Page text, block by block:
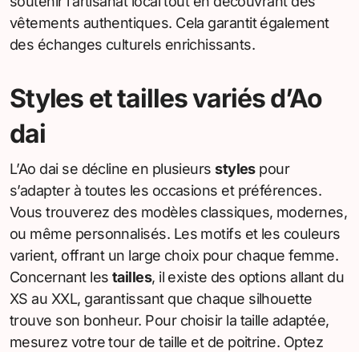
vêtements authentiques. Cela garantit également
des échanges culturels enrichissants.
Styles et tailles variés d’Ao
dai
L’Ao dai se décline en plusieursstylespour
s’adapter à toutes les occasions et préférences.
Vous trouverez des modèles classiques, modernes,
ou même personnalisés. Les motifs et les couleurs
varient, offrant un large choix pour chaque femme.
Concernant les tailles, il existe des options allant du
XS au XXL, garantissant que chaque silhouette
trouve son bonheur. Pour choisir la taille adaptée,
mesurez votre tour de taille et de poitrine. Optez